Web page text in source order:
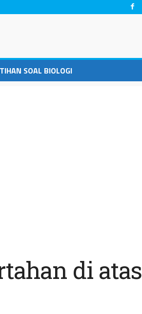
SOAL BIOLOGI
di atas